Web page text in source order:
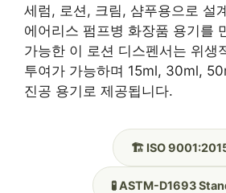
세럼, 로션, 크림, 샴푸용으로 설
에어리스 펌프병 화장품 용기를
가능한 이 로션 디스펜서는 위생
투여가 가능하며 15ml, 30ml,
진공 용기로 제공됩니다.
🏗️ ISO
🧪 ASTM-D1693